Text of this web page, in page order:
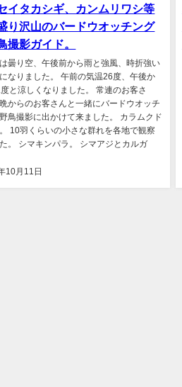
イタカシギ、カンムリワシ等
り沢山のバードウオッチング
撮影ガイド。
曇り空、午後前から雨と強風、時折強い
なりました。 午前の気温26度、午後か
と涼しくなりました。 常連のお客さ
からのお客さんと一緒にバードウオッチ
鳥撮影に出かけて来ました。 カラムクド
10羽くらいの小さな群れを各地で観察
。 シマキンパラ。 シマアジとカルガ
10月11日